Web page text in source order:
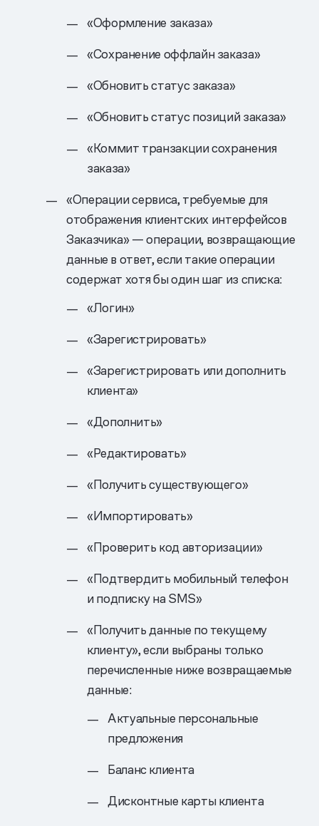
«Оформление заказа»
«Сохранение оффлайн заказа»
«Обновить статус заказа»
«Обновить статус позиций заказа»
«Коммит транзакции сохранения
заказа»
«Операции сервиса, требуемые для
отображения клиентских интерфейсов
Заказчика» — операции, возвращающие
данные в ответ, если такие операции
содержат хотя бы один шаг из списка:
«Логин»
«Зарегистрировать»
«Зарегистрировать или дополнить
клиента»
«Дополнить»
«Редактировать»
«Получить существующего»
«Импортировать»
«Проверить код авторизации»
«Подтвердить мобильный телефон
и подписку на SMS»
«Получить данные по текущему
клиенту», если выбраны только
перечисленные ниже возвращаемые
данные:
Актуальные персональные
предложения
Баланс клиента
Дисконтные карты клиента